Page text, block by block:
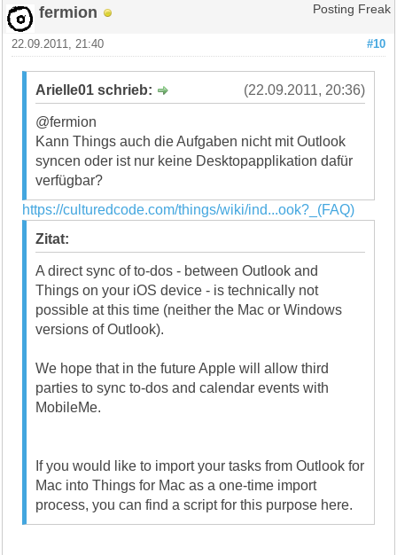
fermion Posting Freak
#10
22.09.2011, 21:40
(22.09.2011, 20:36)
Arielle01 schrieb:
@fermion
Kann Things auch die Aufgaben nicht mit Outlook
syncen oder ist nur keine Desktopapplikation dafür
verfügbar?
https://culturedcode.com/things/wiki/ind...ook?_(FAQ)
Zitat:
A direct sync of to-dos - between Outlook and
Things on your iOS device - is technically not
possible at this time (neither the Mac or Windows
versions of Outlook).
We hope that in the future Apple will allow third
parties to sync to-dos and calendar events with
MobileMe.
If you would like to import your tasks from Outlook for
Mac into Things for Mac as a one-time import
process, you can find a script for this purpose here.